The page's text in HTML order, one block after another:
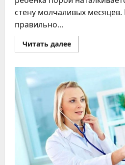
стену молчаливых месяцев.
правильно...
Читать далееПрочитать
больше
забеременеть
–
ключевые
причины,
тормозящие
зачатие